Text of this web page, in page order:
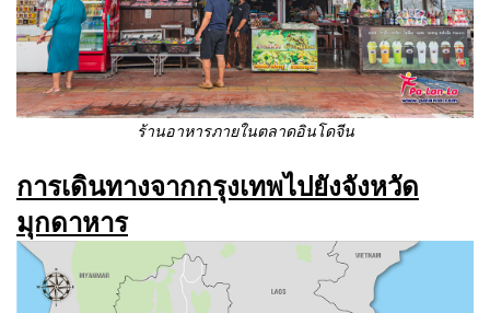
ร้านอาหารภายในตลาดอินโดจีน
การเดินทางจากกรุงเทพไปยังจังหวัด
มุกดาหาร